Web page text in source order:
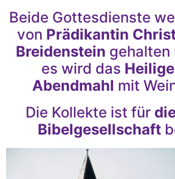
Beide Gottesdienste
von Prädikantin
Breidenstein gehalten
es wird das Heilige
Abendmahl mit
Die Kollekte ist für
Bibelgesellschaft